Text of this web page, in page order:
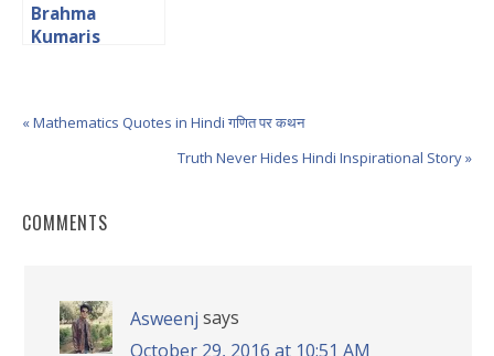
Brahma
Kumaris
« Mathematics Quotes in Hindi गणित पर कथन
Truth Never Hides Hindi Inspirational Story »
COMMENTS
Asweenj says
October 29, 2016 at 10:51 AM